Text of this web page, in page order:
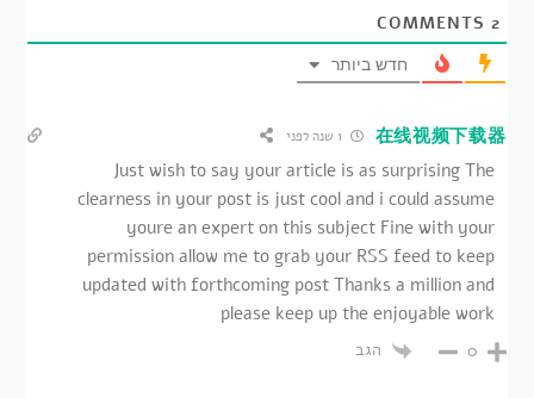
2
חדש ביותר
在线视频下载器
Just wish to say your article is as surprising The
clearness in your post is just cool and i could assume
youre an expert on this subject Fine with your
permission allow me to grab your RSS feed to keep
updated with forthcoming post Thanks a million and
please keep up the enjoyable work
0 הגב